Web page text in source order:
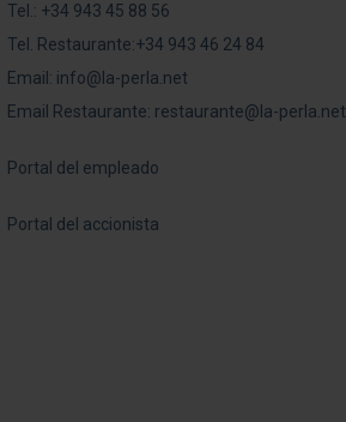
Tel.: +34 943 45 88 56
Tel. Restaurante:+34 943 46 24 84
Email: info@la-perla.net
Email Restaurante: restaurante@la-perla.net
Portal del empleado
Portal del accionista